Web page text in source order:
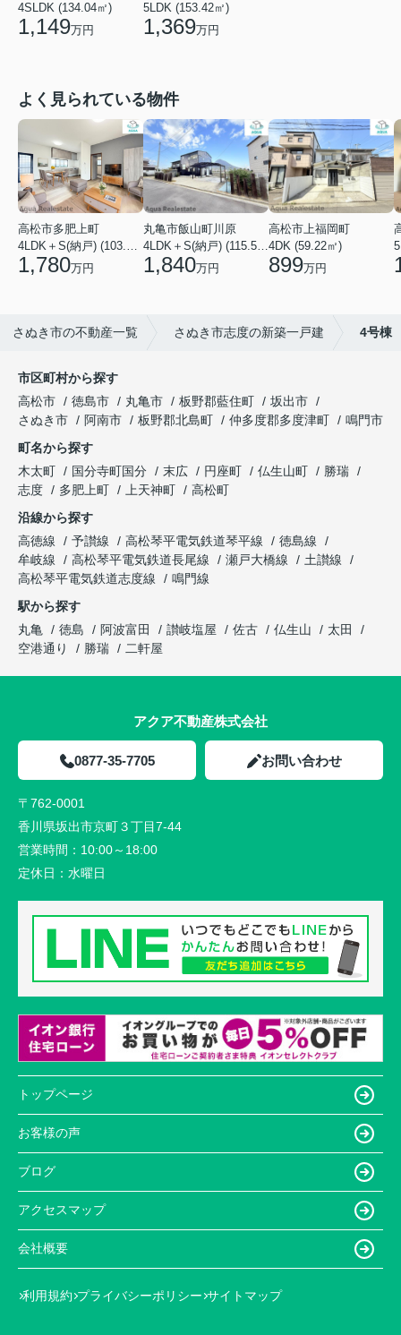
4SLDK (134.04㎡)
1,149万円
5LDK (153.42㎡)
1,369万円
よく見られている物件
高松市多肥上町
4LDK＋S(納戸) (103.51㎡)
1,780万円
丸亀市飯山町川原
4LDK＋S(納戸) (115.52㎡)
1,840万円
高松市上福岡町
4DK (59.22㎡)
899万円
さぬき市の不動産一覧 さぬき市志度の新築一戸建 4号棟
市区町村から探す
高松市
徳島市 丸亀市 板野郡藍住町
坂出市
さぬき市
阿南市 板野郡北島町 仲多度郡多度津町
鳴門市
町名から探す
木太町
国分寺町国分 末広 円座町 仏生山町
勝瑞
志度
多肥上町 上天神町
高松町
沿線から探す
高徳線
予讃線 高松琴平電気鉄道琴平線
徳島線
牟岐線
高松琴平電気鉄道長尾線 瀬戸大橋線
土讃線
高松琴平電気鉄道志度線
鳴門線
駅から探す
丸亀
徳島 阿波富田 讃岐塩屋 佐古 仏生山
太田
空港通り
勝瑞 二軒屋
アクア不動産株式会社
0877-35-7705 お問い合わせ
〒762-0001
香川県坂出市京町３丁目7-44
営業時間： 10:00～18:00
定休日： 水曜日
トップページ
お客様の声
ブログ
アクセスマップ
会社概要
利用規約 プライバシーポリシー サイトマップ